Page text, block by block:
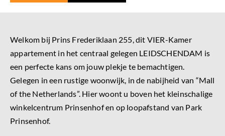
Welkom bij Prins Frederiklaan 255, dit VIER-Kamer
appartement in het centraal gelegen LEIDSCHENDAM is
een perfecte kans om jouw plekje te bemachtigen.
Gelegen in een rustige woonwijk, in de nabijheid van “Mall
of the Netherlands”. Hier woont u boven het kleinschalige
winkelcentrum Prinsenhof en op loopafstand van Park
Prinsenhof.